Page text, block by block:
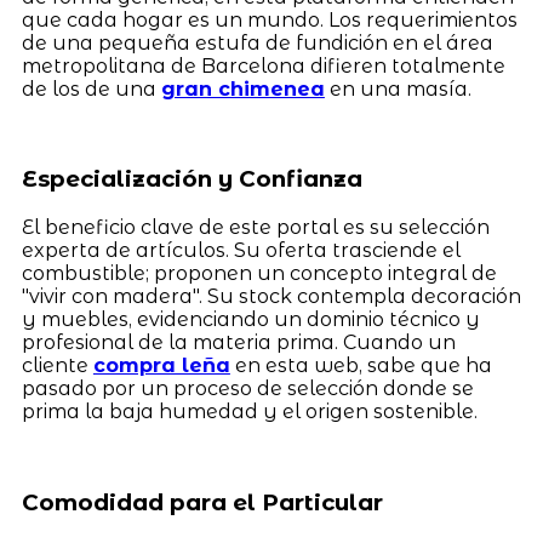
que cada hogar es un mundo. Los requerimientos
de una pequeña estufa de fundición en el área
metropolitana de Barcelona difieren totalmente
de los de una gran chimenea en una masía.
Especialización y Confianza
El beneficio clave de este portal es su selección
experta de artículos. Su oferta trasciende el
combustible; proponen un concepto integral de
"vivir con madera". Su stock contempla decoración
y muebles, evidenciando un dominio técnico y
profesional de la materia prima. Cuando un
cliente compra leña en esta web, sabe que ha
pasado por un proceso de selección donde se
prima la baja humedad y el origen sostenible.
Comodidad para el Particular